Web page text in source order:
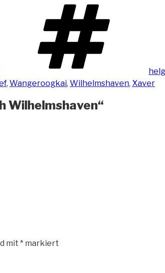
, Wangeroogkai, Wilhelmshaven, Xaver
Wilhelmshaven“
mit * markiert